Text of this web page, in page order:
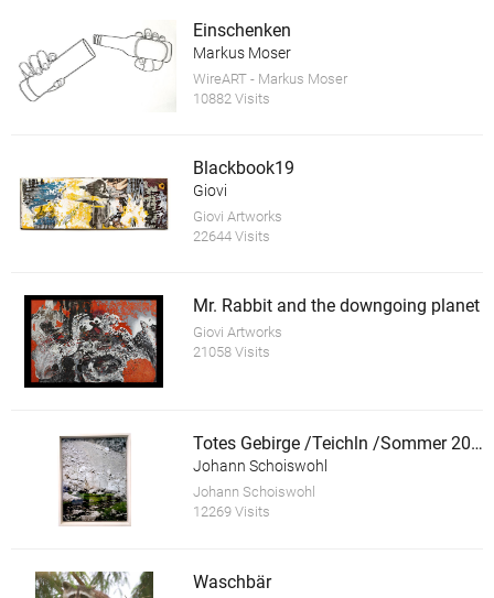
Einschenken
Markus Moser
WireART - Markus Moser
10882 Visits
Blackbook19
Giovi
Giovi Artworks
22644 Visits
Mr. Rabbit and the downgoing planet
Giovi Artworks
21058 Visits
Totes Gebirge /Teichln /Sommer 2010
Johann Schoiswohl
Johann Schoiswohl
12269 Visits
Waschbär